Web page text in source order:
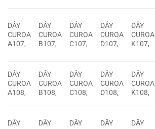
DÂY
CUROA
A107,
DÂY
CUROA
B107,
DÂY
CUROA
C107,
DÂY
CUROA
D107,
DÂY
CUROA
K107,
DÂY
CUROA
A108,
DÂY
CUROA
B108,
DÂY
CUROA
C108,
DÂY
CUROA
D108,
DÂY
CUROA
K108,
DÂY
DÂY
DÂY
DÂY
DÂY